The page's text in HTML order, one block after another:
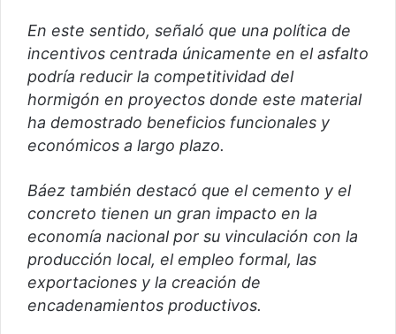
En este sentido, señaló que una política de
incentivos centrada únicamente en el asfalto
podría reducir la competitividad del
hormigón en proyectos donde este material
ha demostrado beneficios funcionales y
económicos a largo plazo.
Báez también destacó que el cemento y el
concreto tienen un gran impacto en la
economía nacional por su vinculación con la
producción local, el empleo formal, las
exportaciones y la creación de
encadenamientos productivos.